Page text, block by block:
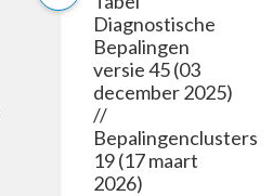
Diagnostische
Bepalingen
versie 45 (03
december 2025)
//
Bepalingenclusters
19 (17 maart
2026)